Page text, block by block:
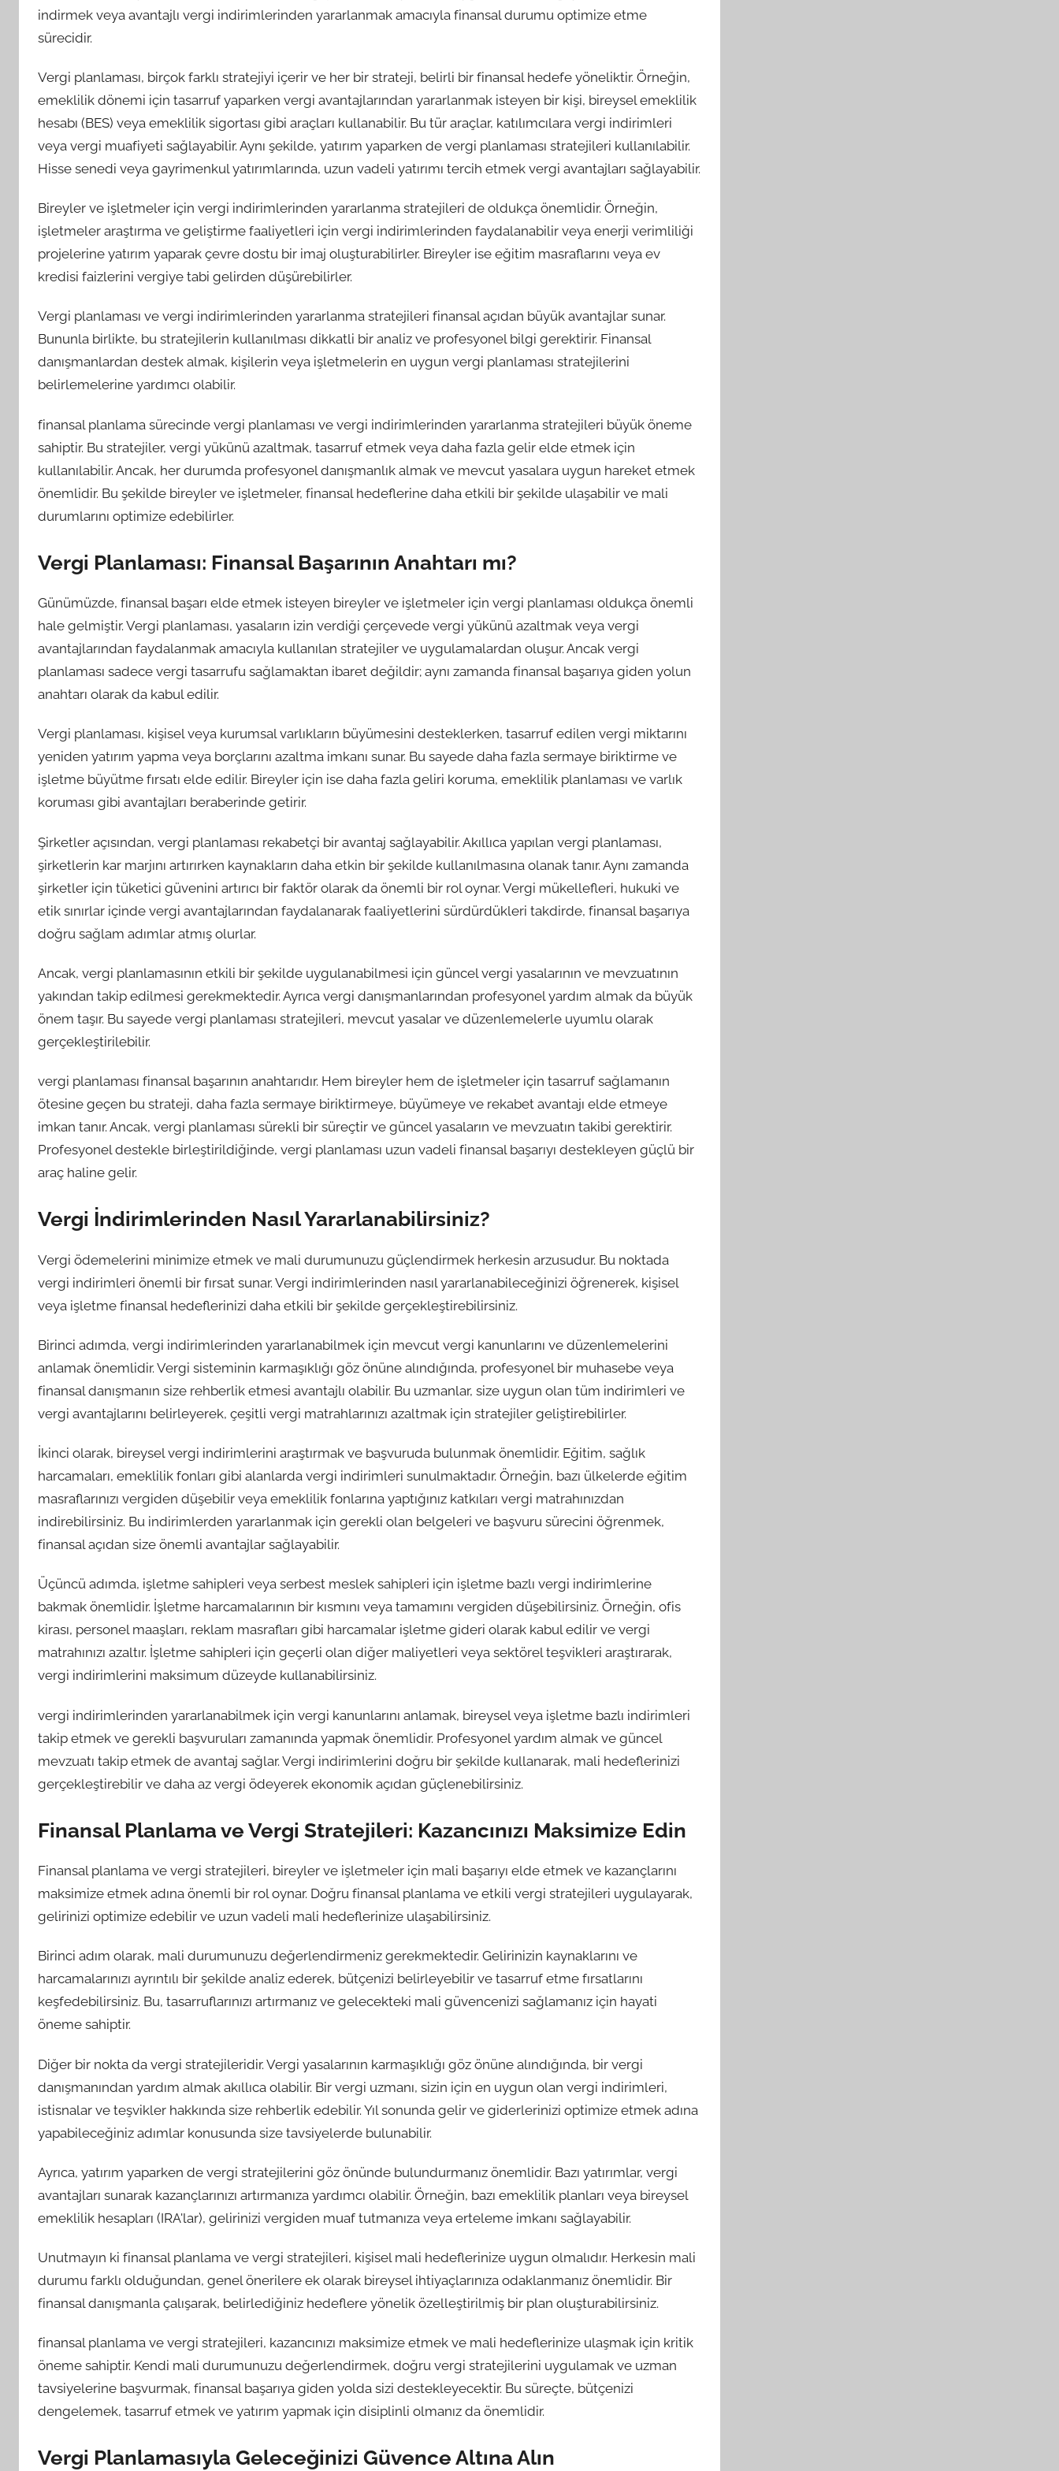
indirmek veya avantajlı vergi indirimlerinden yararlanmak amacıyla finansal durumu optimize etme
sürecidir.
Vergi planlaması, birçok farklı stratejiyi içerir ve her bir strateji, belirli bir finansal hedefe yöneliktir. Örneğin,
emeklilik dönemi için tasarruf yaparken vergi avantajlarından yararlanmak isteyen bir kişi, bireysel emeklilik
hesabı (BES) veya emeklilik sigortası gibi araçları kullanabilir. Bu tür araçlar, katılımcılara vergi indirimleri
veya vergi muafiyeti sağlayabilir. Aynı şekilde, yatırım yaparken de vergi planlaması stratejileri kullanılabilir.
Hisse senedi veya gayrimenkul yatırımlarında, uzun vadeli yatırımı tercih etmek vergi avantajları sağlayabilir.
Bireyler ve işletmeler için vergi indirimlerinden yararlanma stratejileri de oldukça önemlidir. Örneğin,
işletmeler araştırma ve geliştirme faaliyetleri için vergi indirimlerinden faydalanabilir veya enerji verimliliği
projelerine yatırım yaparak çevre dostu bir imaj oluşturabilirler. Bireyler ise eğitim masraflarını veya ev
kredisi faizlerini vergiye tabi gelirden düşürebilirler.
Vergi planlaması ve vergi indirimlerinden yararlanma stratejileri finansal açıdan büyük avantajlar sunar.
Bununla birlikte, bu stratejilerin kullanılması dikkatli bir analiz ve profesyonel bilgi gerektirir. Finansal
danışmanlardan destek almak, kişilerin veya işletmelerin en uygun vergi planlaması stratejilerini
belirlemelerine yardımcı olabilir.
finansal planlama sürecinde vergi planlaması ve vergi indirimlerinden yararlanma stratejileri büyük öneme
sahiptir. Bu stratejiler, vergi yükünü azaltmak, tasarruf etmek veya daha fazla gelir elde etmek için
kullanılabilir. Ancak, her durumda profesyonel danışmanlık almak ve mevcut yasalara uygun hareket etmek
önemlidir. Bu şekilde bireyler ve işletmeler, finansal hedeflerine daha etkili bir şekilde ulaşabilir ve mali
durumlarını optimize edebilirler.
Vergi Planlaması: Finansal Başarının Anahtarı mı?
Günümüzde, finansal başarı elde etmek isteyen bireyler ve işletmeler için vergi planlaması oldukça önemli
hale gelmiştir. Vergi planlaması, yasaların izin verdiği çerçevede vergi yükünü azaltmak veya vergi
avantajlarından faydalanmak amacıyla kullanılan stratejiler ve uygulamalardan oluşur. Ancak vergi
planlaması sadece vergi tasarrufu sağlamaktan ibaret değildir; aynı zamanda finansal başarıya giden yolun
anahtarı olarak da kabul edilir.
Vergi planlaması, kişisel veya kurumsal varlıkların büyümesini desteklerken, tasarruf edilen vergi miktarını
yeniden yatırım yapma veya borçlarını azaltma imkanı sunar. Bu sayede daha fazla sermaye biriktirme ve
işletme büyütme fırsatı elde edilir. Bireyler için ise daha fazla geliri koruma, emeklilik planlaması ve varlık
koruması gibi avantajları beraberinde getirir.
Şirketler açısından, vergi planlaması rekabetçi bir avantaj sağlayabilir. Akıllıca yapılan vergi planlaması,
şirketlerin kar marjını artırırken kaynakların daha etkin bir şekilde kullanılmasına olanak tanır. Aynı zamanda
şirketler için tüketici güvenini artırıcı bir faktör olarak da önemli bir rol oynar. Vergi mükellefleri, hukuki ve
etik sınırlar içinde vergi avantajlarından faydalanarak faaliyetlerini sürdürdükleri takdirde, finansal başarıya
doğru sağlam adımlar atmış olurlar.
Ancak, vergi planlamasının etkili bir şekilde uygulanabilmesi için güncel vergi yasalarının ve mevzuatının
yakından takip edilmesi gerekmektedir. Ayrıca vergi danışmanlarından profesyonel yardım almak da büyük
önem taşır. Bu sayede vergi planlaması stratejileri, mevcut yasalar ve düzenlemelerle uyumlu olarak
gerçekleştirilebilir.
vergi planlaması finansal başarının anahtarıdır. Hem bireyler hem de işletmeler için tasarruf sağlamanın
ötesine geçen bu strateji, daha fazla sermaye biriktirmeye, büyümeye ve rekabet avantajı elde etmeye
imkan tanır. Ancak, vergi planlaması sürekli bir süreçtir ve güncel yasaların ve mevzuatın takibi gerektirir.
Profesyonel destekle birleştirildiğinde, vergi planlaması uzun vadeli finansal başarıyı destekleyen güçlü bir
araç haline gelir.
Vergi İndirimlerinden Nasıl Yararlanabilirsiniz?
Vergi ödemelerini minimize etmek ve mali durumunuzu güçlendirmek herkesin arzusudur. Bu noktada
vergi indirimleri önemli bir fırsat sunar. Vergi indirimlerinden nasıl yararlanabileceğinizi öğrenerek, kişisel
veya işletme finansal hedeflerinizi daha etkili bir şekilde gerçekleştirebilirsiniz.
Birinci adımda, vergi indirimlerinden yararlanabilmek için mevcut vergi kanunlarını ve düzenlemelerini
anlamak önemlidir. Vergi sisteminin karmaşıklığı göz önüne alındığında, profesyonel bir muhasebe veya
finansal danışmanın size rehberlik etmesi avantajlı olabilir. Bu uzmanlar, size uygun olan tüm indirimleri ve
vergi avantajlarını belirleyerek, çeşitli vergi matrahlarınızı azaltmak için stratejiler geliştirebilirler.
İkinci olarak, bireysel vergi indirimlerini araştırmak ve başvuruda bulunmak önemlidir. Eğitim, sağlık
harcamaları, emeklilik fonları gibi alanlarda vergi indirimleri sunulmaktadır. Örneğin, bazı ülkelerde eğitim
masraflarınızı vergiden düşebilir veya emeklilik fonlarına yaptığınız katkıları vergi matrahınızdan
indirebilirsiniz. Bu indirimlerden yararlanmak için gerekli olan belgeleri ve başvuru sürecini öğrenmek,
finansal açıdan size önemli avantajlar sağlayabilir.
Üçüncü adımda, işletme sahipleri veya serbest meslek sahipleri için işletme bazlı vergi indirimlerine
bakmak önemlidir. İşletme harcamalarının bir kısmını veya tamamını vergiden düşebilirsiniz. Örneğin, ofis
kirası, personel maaşları, reklam masrafları gibi harcamalar işletme gideri olarak kabul edilir ve vergi
matrahınızı azaltır. İşletme sahipleri için geçerli olan diğer maliyetleri veya sektörel teşvikleri araştırarak,
vergi indirimlerini maksimum düzeyde kullanabilirsiniz.
vergi indirimlerinden yararlanabilmek için vergi kanunlarını anlamak, bireysel veya işletme bazlı indirimleri
takip etmek ve gerekli başvuruları zamanında yapmak önemlidir. Profesyonel yardım almak ve güncel
mevzuatı takip etmek de avantaj sağlar. Vergi indirimlerini doğru bir şekilde kullanarak, mali hedeflerinizi
gerçekleştirebilir ve daha az vergi ödeyerek ekonomik açıdan güçlenebilirsiniz.
Finansal Planlama ve Vergi Stratejileri: Kazancınızı Maksimize Edin
Finansal planlama ve vergi stratejileri, bireyler ve işletmeler için mali başarıyı elde etmek ve kazançlarını
maksimize etmek adına önemli bir rol oynar. Doğru finansal planlama ve etkili vergi stratejileri uygulayarak,
gelirinizi optimize edebilir ve uzun vadeli mali hedeflerinize ulaşabilirsiniz.
Birinci adım olarak, mali durumunuzu değerlendirmeniz gerekmektedir. Gelirinizin kaynaklarını ve
harcamalarınızı ayrıntılı bir şekilde analiz ederek, bütçenizi belirleyebilir ve tasarruf etme fırsatlarını
keşfedebilirsiniz. Bu, tasarruflarınızı artırmanız ve gelecekteki mali güvencenizi sağlamanız için hayati
öneme sahiptir.
Diğer bir nokta da vergi stratejileridir. Vergi yasalarının karmaşıklığı göz önüne alındığında, bir vergi
danışmanından yardım almak akıllıca olabilir. Bir vergi uzmanı, sizin için en uygun olan vergi indirimleri,
istisnalar ve teşvikler hakkında size rehberlik edebilir. Yıl sonunda gelir ve giderlerinizi optimize etmek adına
yapabileceğiniz adımlar konusunda size tavsiyelerde bulunabilir.
Ayrıca, yatırım yaparken de vergi stratejilerini göz önünde bulundurmanız önemlidir. Bazı yatırımlar, vergi
avantajları sunarak kazançlarınızı artırmanıza yardımcı olabilir. Örneğin, bazı emeklilik planları veya bireysel
emeklilik hesapları (IRA'lar), gelirinizi vergiden muaf tutmanıza veya erteleme imkanı sağlayabilir.
Unutmayın ki finansal planlama ve vergi stratejileri, kişisel mali hedeflerinize uygun olmalıdır. Herkesin mali
durumu farklı olduğundan, genel önerilere ek olarak bireysel ihtiyaçlarınıza odaklanmanız önemlidir. Bir
finansal danışmanla çalışarak, belirlediğiniz hedeflere yönelik özelleştirilmiş bir plan oluşturabilirsiniz.
finansal planlama ve vergi stratejileri, kazancınızı maksimize etmek ve mali hedeflerinize ulaşmak için kritik
öneme sahiptir. Kendi mali durumunuzu değerlendirmek, doğru vergi stratejilerini uygulamak ve uzman
tavsiyelerine başvurmak, finansal başarıya giden yolda sizi destekleyecektir. Bu süreçte, bütçenizi
dengelemek, tasarruf etmek ve yatırım yapmak için disiplinli olmanız da önemlidir.
Vergi Planlamasıyla Geleceğinizi Güvence Altına Alın